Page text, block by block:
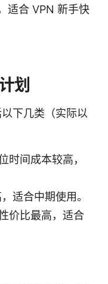
适合 VPN 新手快
划
下几类（实际以
时间成本较高，
适合中期使用。
价比最高，适合